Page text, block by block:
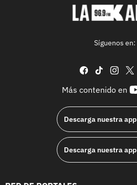
Síguenos en:
facebook
tiktok
Más contenido en
Descarga nuestra
Descarga nuestra